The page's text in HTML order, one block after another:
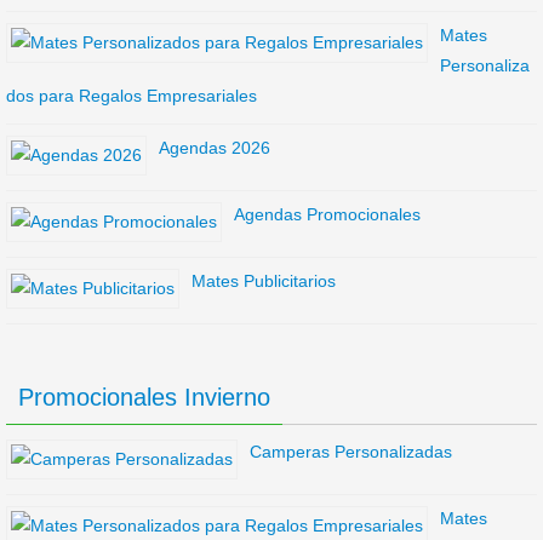
Mates
Personaliza
dos para Regalos Empresariales
Agendas 2026
Agendas Promocionales
Mates Publicitarios
Promocionales Invierno
Camperas Personalizadas
Mates